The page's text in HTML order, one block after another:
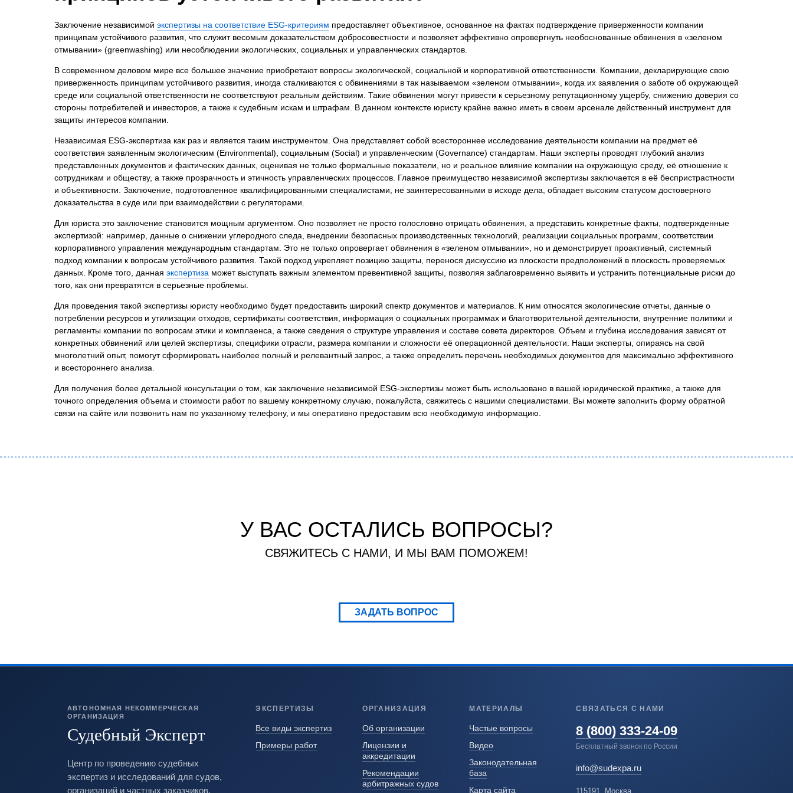
Рецензия на экспертное заключение
Строительная экспертиза
Фоноскопическая экспертиза
Химическая экспертиза
Заключение независимой экспертизы на соответствие ESG-критериям предоставляет объективное, основанное на фактах подтверждение приверженности компании
принципам устойчивого развития, что служит весомым доказательством добросовестности и позволяет эффективно опровергнуть необоснованные обвинения в «зеленом
отмывании» (greenwashing) или несоблюдении экологических, социальных и управленческих стандартов.
В современном деловом мире все большее значение приобретают вопросы экологической, социальной и корпоративной ответственности. Компании, декларирующие свою
приверженность принципам устойчивого развития, иногда сталкиваются с обвинениями в так называемом «зеленом отмывании», когда их заявления о заботе об окружающей
среде или социальной ответственности не соответствуют реальным действиям. Такие обвинения могут привести к серьезному репутационному ущербу, снижению доверия со
стороны потребителей и инвесторов, а также к судебным искам и штрафам. В данном контексте юристу крайне важно иметь в своем арсенале действенный инструмент для
защиты интересов компании.
Независимая ESG-экспертиза как раз и является таким инструментом. Она представляет собой всестороннее исследование деятельности компании на предмет её
соответствия заявленным экологическим (Environmental), социальным (Social) и управленческим (Governance) стандартам. Наши эксперты проводят глубокий анализ
представленных документов и фактических данных, оценивая не только формальные показатели, но и реальное влияние компании на окружающую среду, её отношение к
сотрудникам и обществу, а также прозрачность и этичность управленческих процессов. Главное преимущество независимой экспертизы заключается в её беспристрастности
и объективности. Заключение, подготовленное квалифицированными специалистами, не заинтересованными в исходе дела, обладает высоким статусом достоверного
доказательства в суде или при взаимодействии с регуляторами.
Для юриста это заключение становится мощным аргументом. Оно позволяет не просто голословно отрицать обвинения, а представить конкретные факты, подтвержденные
экспертизой: например, данные о снижении углеродного следа, внедрении безопасных производственных технологий, реализации социальных программ, соответствии
корпоративного управления международным стандартам. Это не только опровергает обвинения в «зеленом отмывании», но и демонстрирует проактивный, системный
подход компании к вопросам устойчивого развития. Такой подход укрепляет позицию защиты, перенося дискуссию из плоскости предположений в плоскость проверяемых
данных. Кроме того, данная экспертиза может выступать важным элементом превентивной защиты, позволяя заблаговременно выявить и устранить потенциальные риски до
того, как они превратятся в серьезные проблемы.
Для проведения такой экспертизы юристу необходимо будет предоставить широкий спектр документов и материалов. К ним относятся экологические отчеты, данные о
потреблении ресурсов и утилизации отходов, сертификаты соответствия, информация о социальных программах и благотворительной деятельности, внутренние политики и
регламенты компании по вопросам этики и комплаенса, а также сведения о структуре управления и составе совета директоров. Объем и глубина исследования зависят от
конкретных обвинений или целей экспертизы, специфики отрасли, размера компании и сложности её операционной деятельности. Наши эксперты, опираясь на свой
многолетний опыт, помогут сформировать наиболее полный и релевантный запрос, а также определить перечень необходимых документов для максимально эффективного
и всестороннего анализа.
Для получения более детальной консультации о том, как заключение независимой ESG-экспертизы может быть использовано в вашей юридической практике, а также для
точного определения объема и стоимости работ по вашему конкретному случаю, пожалуйста, свяжитесь с нашими специалистами. Вы можете заполнить форму обратной
связи на сайте или позвонить нам по указанному телефону, и мы оперативно предоставим всю необходимую информацию.
У ВАС ОСТАЛИСЬ ВОПРОСЫ?
СВЯЖИТЕСЬ С НАМИ, И МЫ ВАМ ПОМОЖЕМ!
ЗАДАТЬ ВОПРОС
АВТОНОМНАЯ НЕКОММЕРЧЕСКАЯ
ОРГАНИЗАЦИЯ
Судебный Эксперт
Центр по проведению судебных
экспертиз и исследований для судов,
организаций и частных заказчиков.
ЭКСПЕРТИЗЫ
Все виды экспертиз
Примеры работ
ОРГАНИЗАЦИЯ
Об организации
Лицензии и
аккредитации
Рекомендации
арбитражных судов
МАТЕРИАЛЫ
Частые вопросы
Видео
Законодательная
база
Карта сайта
СВЯЗАТЬСЯ С НАМИ
8 (800) 333-24-09
Бесплатный звонок по России
info@sudexpa.ru
115191, Москва,